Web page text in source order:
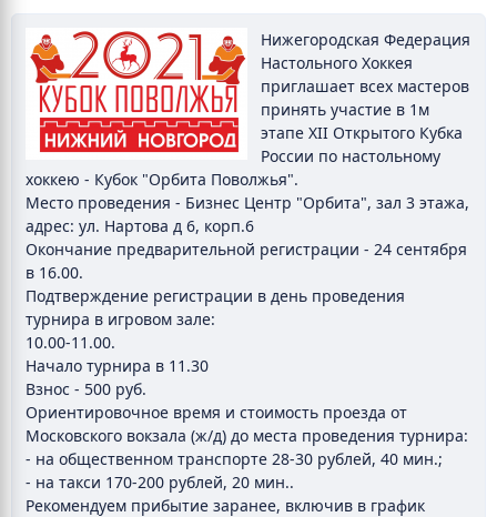
Нижегородская Федерация
Настольного Хоккея
приглашает всех мастеров
принять участие в 1м
этапе XII Открытого Кубка
России по настольному
хоккею - Кубок "Орбита Поволжья".
Место проведения - Бизнес Центр "Орбита", зал 3 этажа,
адрес: ул. Нартова д 6, корп.6
Окончание предварительной регистрации - 24 сентября
в 16.00.
Подтверждение регистрации в день проведения
турнира в игровом зале:
10.00-11.00.
Начало турнира в 11.30
Взнос - 500 руб.
Ориентировочное время и стоимость проезда от
Московского вокзала (ж/д) до места проведения турнира:
- на общественном транспорте 28-30 рублей, 40 мин.;
- на такси 170-200 рублей, 20 мин..
Рекомендуем прибытие заранее, включив в график